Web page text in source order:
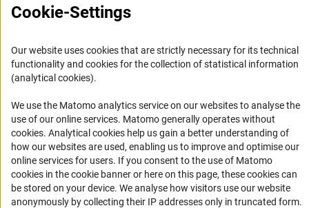
Профиль DFG
Органы управления
Задачи DFG
История DFG
Финансирование
Совместные конкурсы с российскими партнёрскими
организациями
Партнёры DFG в России
Часто задаваемые вопросы (FAQ)
Cookie-Settings
Our website uses cookies that are strictly necessary for its technical
functionality and cookies for the collection of statistical information
(analytical cookies).
We use the Matomo analytics service on our websites to analyse the
use of our online services. Matomo generally operates without
cookies(Anc
. Analytical cookies help us gain a better understanding of
how our websites are used, enabling us to improve and optimise our
online services for users. If you consent to the use of Matomo
cookies in the cookie banner or here on this page, these cookies can
be stored on your device. We analyse how visitors use our website
anonymously by collecting their IP addresses only in truncated form.